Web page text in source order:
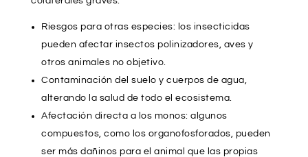
Riesgos para otras especies: los insecticidas
pueden afectar insectos polinizadores, aves y
otros animales no objetivo.
Contaminación del suelo y cuerpos de agua,
alterando la salud de todo el ecosistema.
Afectación directa a los monos: algunos
compuestos, como los organofosforados, pueden
ser más dañinos para el animal que las propias